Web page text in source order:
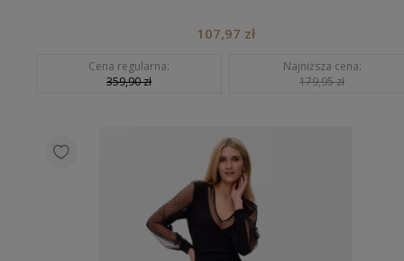
107,97 zł
Cena regularna:
359,90 zł
Najniższa cena:
179,95 zł